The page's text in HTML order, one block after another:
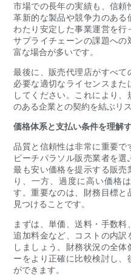
市場での長年の実績も、信
革新的な製品や競争力のある
わたり安定した事業運営を行
サプライチェーンの課題へ
富な場合が多いです。
最後に、販売代理店がすべて
必要な適切なライセンスま
してください。これにより
のある企業との契約を結ぶリ
価格体系と支払い条件を理解
品質と信頼性は非常に重要
ビーチパラソル販売業者を選
最も安い価格を提示する販
り、一方、過度に高い価格
す。重要なのは、財務目標
見つけることです。
まずは、単価、送料・手数
追加料金など、コストの内
しましょう。財務状況の全
ーをより正確に比較検討し、
ができます。